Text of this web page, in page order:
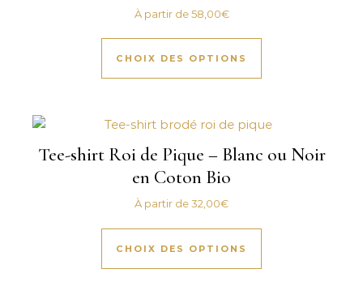
À partir de58,00€
CHOIX DES OPTIONS
Ce produit a
Tee-shirt Roi de Pique – Blanc ou Noir
en Coton Bio
À partir de32,00€
CHOIX DES OPTIONS
Ce produit a